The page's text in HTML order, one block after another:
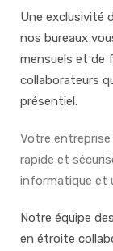
Une exclusivité
nos bureaux
mensuels et de
collaborateurs
présentiel.
Votre entreprise
rapide et
informatique et
Notre équipe
en étroite